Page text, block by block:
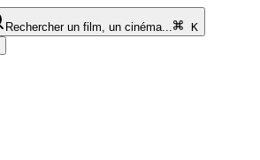
Rechercher un film, un cinéma...
K